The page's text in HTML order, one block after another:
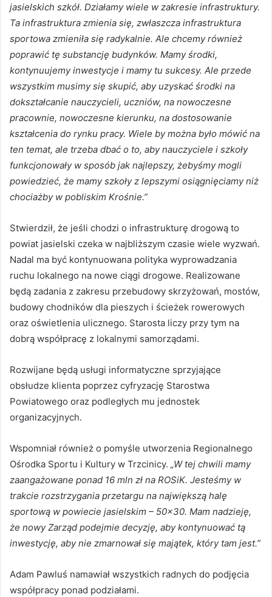
jasielskich szkół. Działamy wiele w zakresie infrastruktury.
Ta infrastruktura zmienia się, zwłaszcza infrastruktura
sportowa zmieniła się radykalnie. Ale chcemy również
poprawić tę substancję budynków. Mamy środki,
kontynuujemy inwestycje i mamy tu sukcesy. Ale przede
wszystkim musimy się skupić, aby uzyskać środki na
dokształcanie nauczycieli, uczniów, na nowoczesne
pracownie, nowoczesne kierunku, na dostosowanie
kształcenia do rynku pracy. Wiele by można było mówić na
ten temat, ale trzeba dbać o to, aby nauczyciele i szkoły
funkcjonowały w sposób jak najlepszy, żebyśmy mogli
powiedzieć, że mamy szkoły z lepszymi osiągnięciamy niż
chociażby w pobliskim Krośnie.”
Stwierdził, że jeśli chodzi o infrastrukturę drogową to
powiat jasielski czeka w najbliższym czasie wiele wyzwań.
Nadal ma być kontynuowana polityka wyprowadzania
ruchu lokalnego na nowe ciągi drogowe. Realizowane
będą zadania z zakresu przebudowy skrzyżowań, mostów,
budowy chodników dla pieszych i ścieżek rowerowych
oraz oświetlenia ulicznego. Starosta liczy przy tym na
dobrą współpracę z lokalnymi samorządami.
Rozwijane będą usługi informatyczne sprzyjające
obsłudze klienta poprzez cyfryzację Starostwa
Powiatowego oraz podległych mu jednostek
organizacyjnych.
Wspomniał również o pomyśle utworzenia Regionalnego
Ośrodka Sportu i Kultury w Trzcinicy. „W tej chwili mamy
zaangażowane ponad 16 mln zł na ROSiK. Jesteśmy w
trakcie rozstrzygania przetargu na największą halę
sportową w powiecie jasielskim – 50×30. Mam nadzieję,
że nowy Zarząd podejmie decyzję, aby kontynuować tą
inwestycję, aby nie zmarnował się majątek, który tam jest.”
Adam Pawluś namawiał wszystkich radnych do podjęcia
współpracy ponad podziałami.